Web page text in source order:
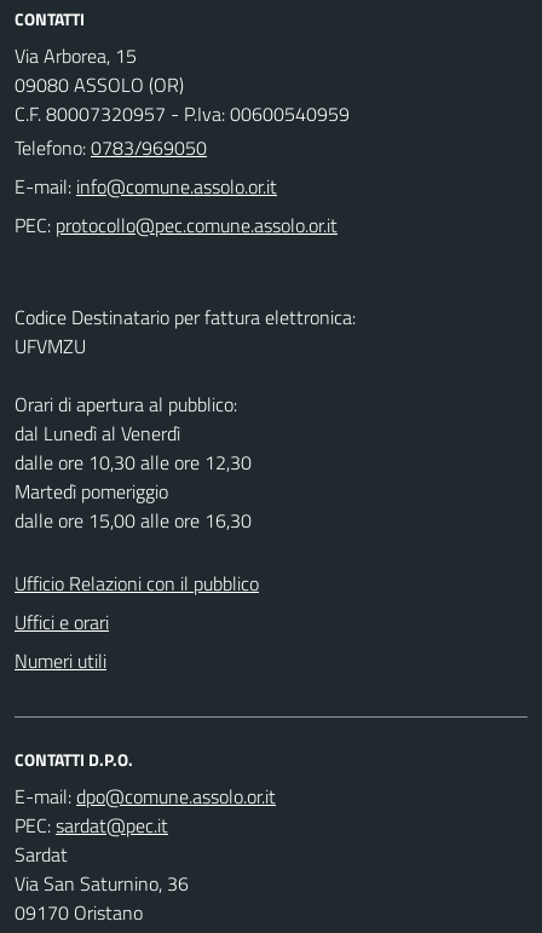
CONTATTI
Via Arborea, 15
09080 ASSOLO (OR)
C.F. 80007320957 - P.Iva: 00600540959
Telefono:0783/969050
E-mail:
PEC:
Codice Destinatario per fattura elettronica:
UFVMZU
Orari di apertura al pubblico:
dal Lunedì al Venerdì
dalle ore 10,30 alle ore 12,30
Martedì pomeriggio
dalle ore 15,00 alle ore 16,30
Ufficio Relazioni con il pubblico
Uffici e orari
Numeri utili
CONTATTI D.P.O.
E-mail:
PEC:
Sardat
Via San Saturnino, 36
09170 Oristano